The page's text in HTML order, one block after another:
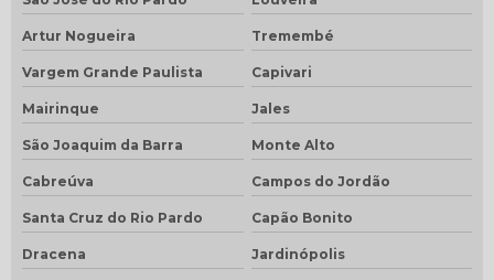
Artur Nogueira Tremembé
Vargem Grande Paulista Capivari
Mairinque Jales
São Joaquim da Barra Monte Alto
Cabreúva Campos do Jordão
Santa Cruz do Rio Pardo Capão Bonito
Dracena Jardinópolis